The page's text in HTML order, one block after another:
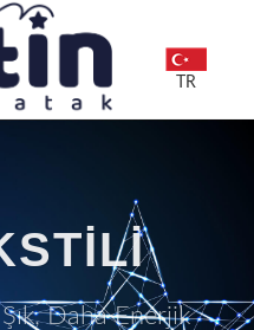
TR
Daha Enerjik